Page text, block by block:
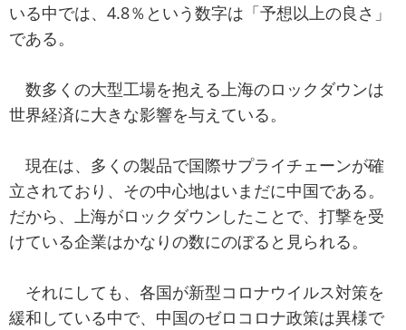
いる中では、4.8％という数字は「予想以上の良さ」
である。
数多くの大型工場を抱える上海のロックダウンは
世界経済に大きな影響を与えている。
現在は、多くの製品で国際サプライチェーンが確
立されており、その中心地はいまだに中国である。
だから、上海がロックダウンしたことで、打撃を受
けている企業はかなりの数にのぼると見られる。
それにしても、各国が新型コロナウイルス対策を
緩和している中で、中国のゼロコロナ政策は異様で